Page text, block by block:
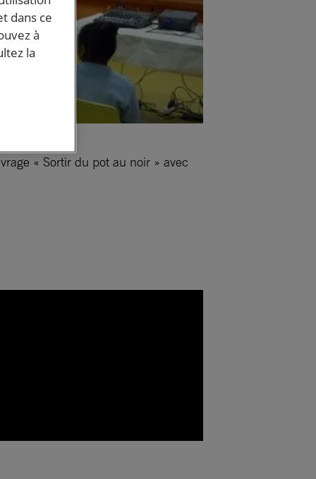
« Sortir du pot au noir » avec
dans ce
à
la